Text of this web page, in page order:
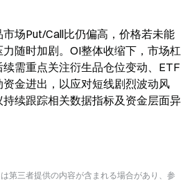
场Put/Call比仍偏高，价格若未能
随时加剧。OI整体收缩下，市场杠
需重点关注衍生品仓位变动、ETF
金进出，以应对短线剧烈波动风
续跟踪相关数据指标及资金层面异
第三者提供の内容が含まれる場合があり、参